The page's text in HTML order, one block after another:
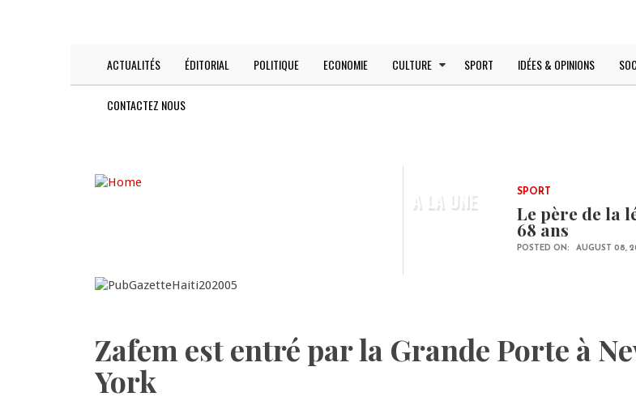
Main
navigation
ACTUALITÉS ÉDITORIAL POLITIQUE ECONOMIE CULTURE SPORT IDÉES & OPINIONS
CONTACTEZ NOUS
A LA UNE SPORT
Le père de la
68 ans
POSTED ON: AUGUST 08,
Zafem est entré par la Grande Porte à
York